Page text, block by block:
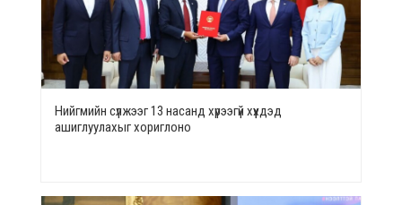
Нийгмийн сүлжээг 13 насанд хүрээгүй хүүхдэд
ашиглуулахыг хориглоно